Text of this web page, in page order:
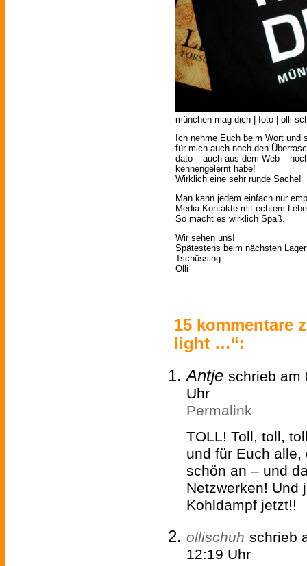
münchen mag dich | foto | olli
Ich nehme Euch beim Wort
für mich auch noch den
dato – auch aus dem Web –
kennengelernt habe!
Wirklich eine sehr runde Sache!
Man kann jedem einfach nur
Media Kontakte mit echtem
So macht es wirklich Spaß.
Wir sehen uns!
Spätestens beim nächsten
Tschüssing
Olli
15 kommentare
light …“:
Antje schrieb am
Uhr
Permalink
TOLL! Toll, toll,
und für Euch
schön an – und
Netzwerken! Und
Kohldampf jetzt!!
ollischuh schrieb
12:19 Uhr